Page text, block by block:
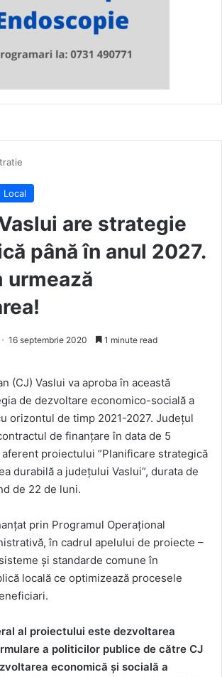
Local
are strategie
până în anul 2027.
urmează
16 septembrie 2020 1 minute read
(CJ) Vaslui va aproba în această
de dezvoltare economico-socială a
orizontul de timp 2021-2027. Județul
de finanțare în data de 5
proiectului ”Planificare strategică
durabilă a județului Vaslui”, durata de
de 22 de luni.
prin Programul Operațional
în cadrul apelului de proiecte –
şi standarde comune în
locală ce optimizează procesele
al proiectului este dezvoltarea
a politicilor publice de către CJ
economică şi socială a